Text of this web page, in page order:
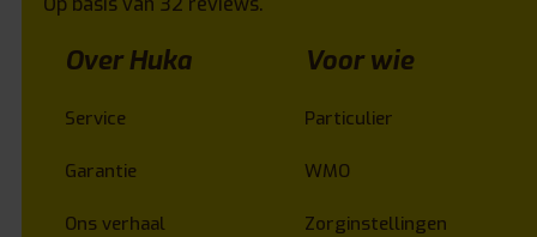
Over Huka
Service
Garantie
Ons verhaal
Voor wie
Particulier
WMO
Zorginstellingen